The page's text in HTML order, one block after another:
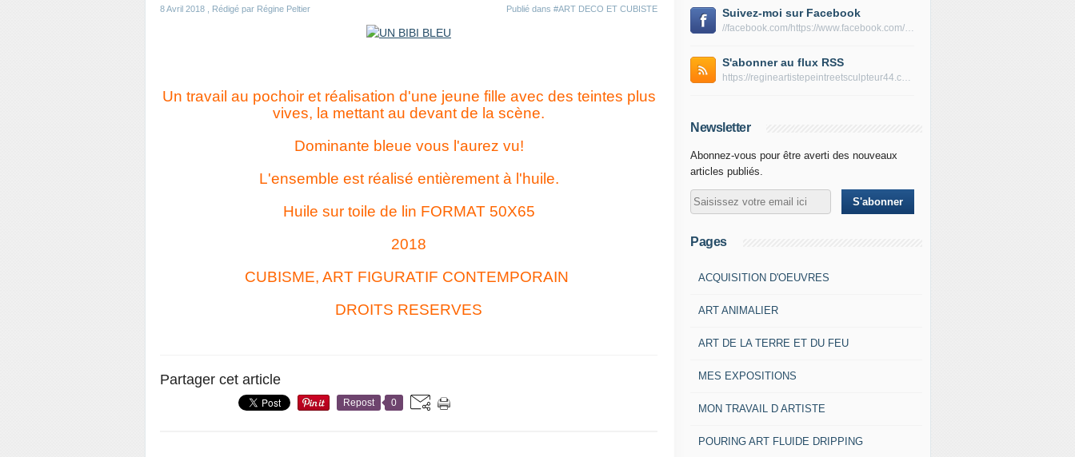
8 Avril 2018 , Rédigé par Régine Peltier Publié dans #ART DECO ET CUBISTE
Un travail au pochoir et réalisation d'une jeune fille avec des teintes plus
vives, la mettant au devant de la scène.
Dominante bleue vous l'aurez vu!
L'ensemble est réalisé entièrement à l'huile.
Huile sur toile de lin FORMAT 50X65
2018
CUBISME, ART FIGURATIF CONTEMPORAIN
DROITS RESERVES
Partager cet article
Repost 0
Suivez-moi sur Facebook
//facebook.com/https://www.facebook.com/peltierregine
S'abonner au flux RSS
https://regineartistepeintreetsculpteur44.com/rss
Newsletter
Abonnez-vous pour être averti des nouveaux
articles publiés.
Pages
ACQUISITION D'OEUVRES
ART ANIMALIER
ART DE LA TERRE ET DU FEU
MES EXPOSITIONS
MON TRAVAIL D ARTISTE
POURING ART FLUIDE DRIPPING